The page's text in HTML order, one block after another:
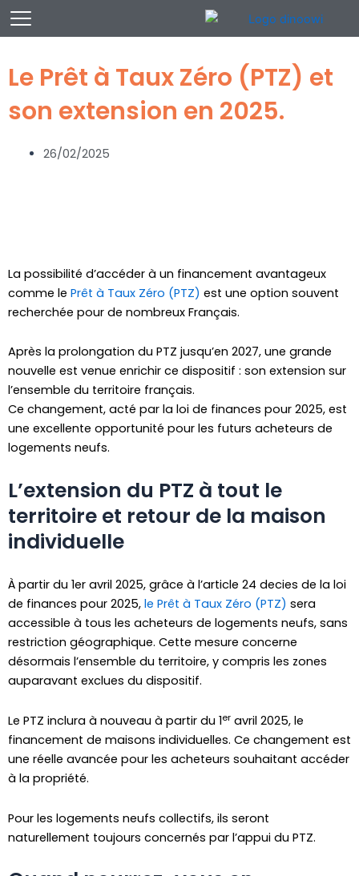
Aller
au
Le Prêt à Taux Zéro (PTZ) et
son extension en 2025.
26/02/2025
La possibilité d’accéder à un financement avantageux
comme le Prêt à Taux Zéro (PTZ) est une option souvent
recherchée pour de nombreux Français.
Après la prolongation du PTZ jusqu’en 2027, une grande
nouvelle est venue enrichir ce dispositif : son extension sur
l’ensemble du territoire français.
Ce changement, acté par la loi de finances pour 2025, est
une excellente opportunité pour les futurs acheteurs de
logements neufs.
L’extension du PTZ à tout le
territoire et retour de la maison
individuelle
À partir du 1er avril 2025, grâce à l’article 24 decies de la loi
de finances pour 2025, le Prêt à Taux Zéro (PTZ) sera
accessible à tous les acheteurs de logements neufs, sans
restriction géographique. Cette mesure concerne
désormais l’ensemble du territoire, y compris les zones
auparavant exclues du dispositif.
Le PTZ inclura à nouveau à partir du 1er avril 2025, le
financement de maisons individuelles. Ce changement est
une réelle avancée pour les acheteurs souhaitant accéder
à la propriété.
Pour les logements neufs collectifs, ils seront
naturellement toujours concernés par l’appui du PTZ.